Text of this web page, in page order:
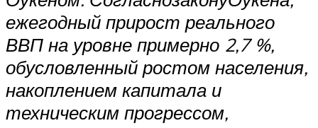
ежегодный прирост реального
ВВП на уровне примерно 2,7 %,
обусловленный ростом населения,
накоплением капитала и
техническим прогрессом,